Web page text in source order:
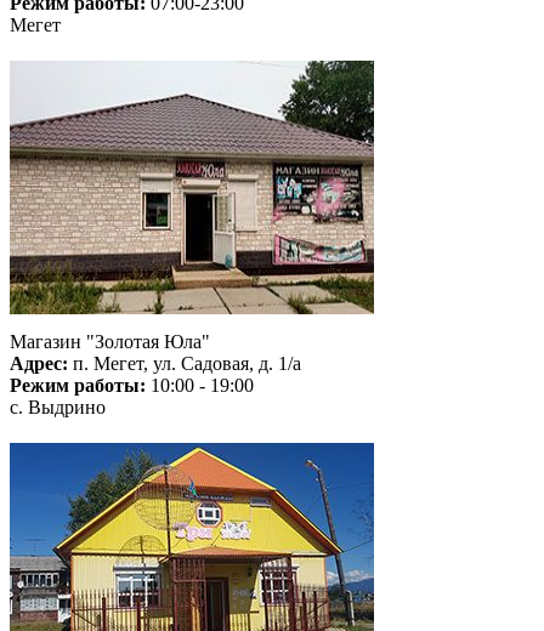
Мегет
Магазин "Золотая Юла"
Адрес: п. Мегет, ул. Садовая, д. 1/а
Режим работы: 10:00 - 19:00
с. Выдрино